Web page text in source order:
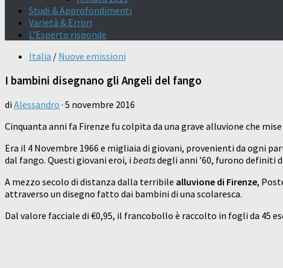
Studi & Approfondimenti
Varietà & Errori
L’Esperto risponde
Italia / Nuove emissioni
I bambini disegnano gli Angeli del fango
di Alessandro · 5 novembre 2016
Cinquanta anni fa Firenze fu colpita da una grave alluvione che
Era il 4 Novembre 1966 e migliaia di giovani, provenienti da ogni
dal fango. Questi giovani eroi, i beatsdegli anni ’60, furono definiti
A mezzo secolo di distanza dalla terribile alluvione di Firenze,
attraverso un disegno fatto dai bambini di una scolaresca.
Dal valore facciale di €0,95, il francobollo è raccolto in fogli da 45